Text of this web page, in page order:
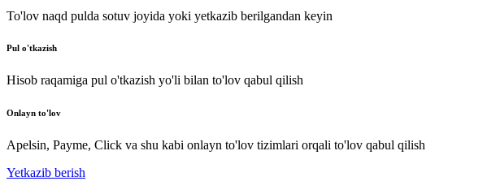
To'lov naqd pulda sotuv joyida yoki yetkazib berilgandan keyin
Pul o'tkazish
Hisob raqamiga pul o'tkazish yo'li bilan to'lov qabul qilish
Onlayn to'lov
Apelsin, Payme, Click va shu kabi onlayn to'lov tizimlari orqali to'lov qabul qilish
Yetkazib berish